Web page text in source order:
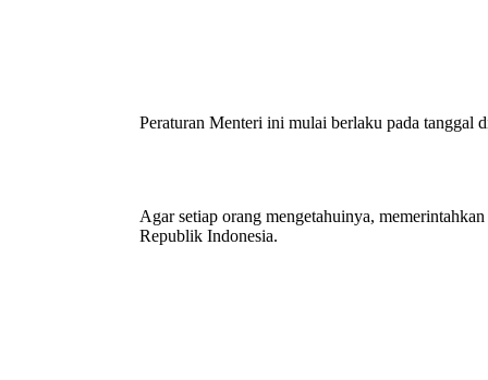
Peraturan Menteri ini mulai berlaku pada tanggal
Agar setiap orang mengetahuinya,
Republik Indonesia.